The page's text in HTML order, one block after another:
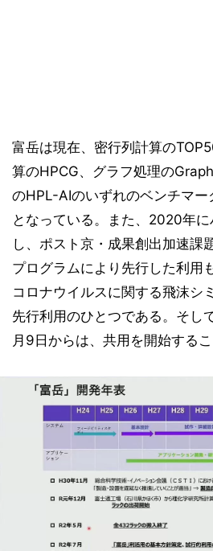
富岳は現在、密行列計算の
算のHPCG、グラフ処理の
のHPL-AIのいずれのベンチマー
となっている。また、2020年
し、ポスト京・成果創出加速課
プログラムにより先行した利用
コロナウイルスに関する飛沫シ
先行利用のひとつである。そし
月9日からは、共用を開始するこ